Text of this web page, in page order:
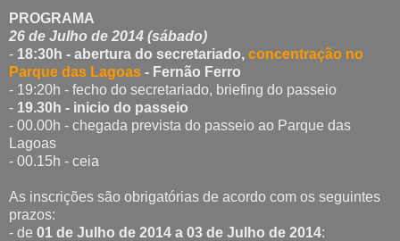
PROGRAMA
26 de Julho de 2014 (sábado)
- 18:30h - abertura do secretariado, concentração no
Parque das Lagoas - Fernão Ferro
- 19:20h - fecho do secretariado, briefing do passeio
- 19.30h - inicio do passeio
- 00.00h - chegada prevista do passeio ao Parque das
Lagoas
- 00.15h - ceia
As inscrições são obrigatórias de acordo com os seguintes
prazos:
- de 01 de Julho de 2014 a 03 de Julho de 2014: